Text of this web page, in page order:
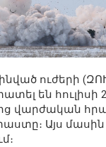
ուժերի
են հուլիսի
վարժական
Այս մասին